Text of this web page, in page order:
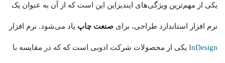
یکی از مهم‌ترین ویژگی‌های ایندیزاین این است که از آن به عنوان یک
نرم افزار استاندارد طراحی، برای صنعت چاپ یاد می‌شود. نرم افزار
InDesign یکی از محصولات شرکت ادوبی است که که در مقایسه با